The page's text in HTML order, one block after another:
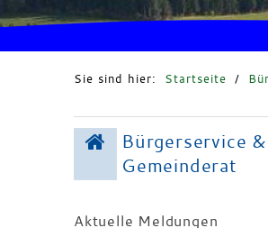
Sie sind hier: Startseite /
Bürgerservice &
Gemeinderat
Aktuelle Meldungen